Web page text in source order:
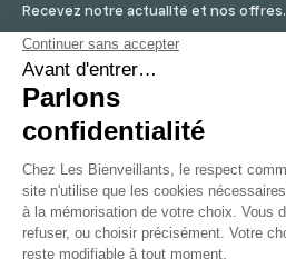
Recevez notre actualité et nos offres.